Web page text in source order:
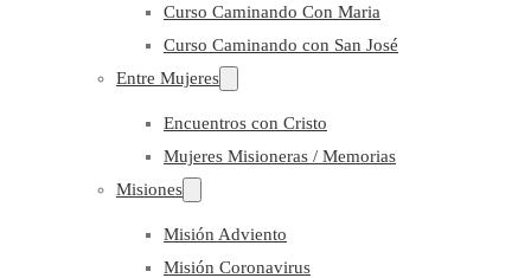
Curso Caminando Con Maria
Curso Caminando con San José
Entre Mujeres
Encuentros con Cristo
Mujeres Misioneras / Memorias
Misiones
Misión Adviento
Misión Coronavirus